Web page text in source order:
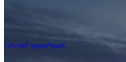
Letecké spoločnosti